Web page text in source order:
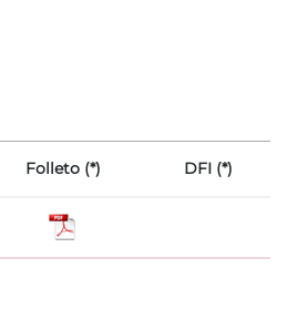
Folleto (*) DFI (*)